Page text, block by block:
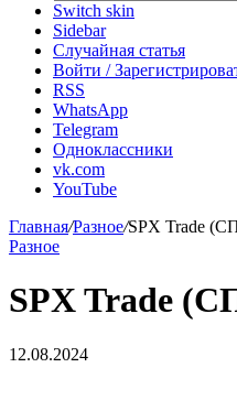
Switch skin
Sidebar
Случайная статья
Войти /
RSS
WhatsApp
Telegram
Одноклассники
vk.com
YouTube
Главная/Разное/SPX Trade
Разное
SPX Trade
12.08.2024